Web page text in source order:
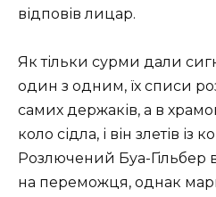
відповів лицар.
Як тільки сурми дали
один з одним, їх списи
самих держаків, а в
коло сідла, і він злетів із
Розлючений Буа-Гільбер
на переможця, однак